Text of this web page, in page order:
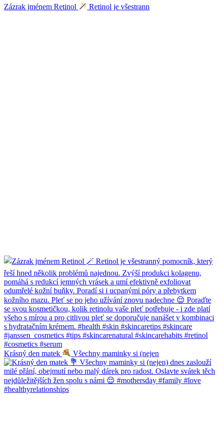
Zázrak jménem Retinol Retinol je všestrann
Krásný den matek Všechny maminky si (nejen